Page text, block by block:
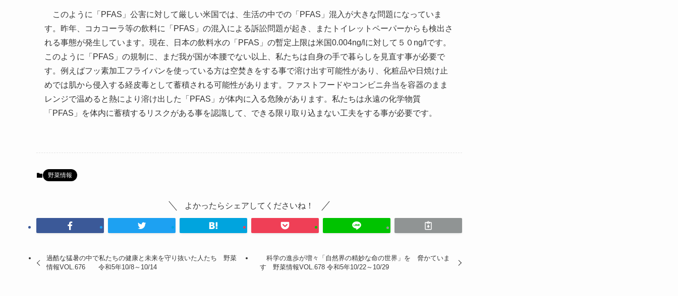
このように「PFAS」公害に対して厳しい米国では、生活の中での「PFAS」混入が大きな問題になっていま
す。昨年、コカコーラ等の飲料に「PFAS」の混入による訴訟問題が起き、またトイレットペーパーからも検出さ
れる事態が発生しています。現在、日本の飲料水の「PFAS」の暫定上限は米国0.004ng/lに対して５０ng/lです。
このように「PFAS」の規制に、まだ我が国が本腰でない以上、私たちは自身の手で暮らしを見直す事が必要で
す。例えばフッ素加工フライパンを使っている方は空焚きをする事で溶け出す可能性があり、化粧品や日焼け止
めでは肌から侵入する経皮毒として蓄積される可能性があります。ファストフードやコンビニ弁当を容器のまま
レンジで温めると熱により溶け出した「PFAS」が体内に入る危険があります。私たちは永遠の化学物質
「PFAS」を体内に蓄積するリスクがある事を認識して、できる限り取り込まない工夫をする事が必要です。
野菜情報
よかったらシェアしてくださいね！
過酷な猛暑の中で私たちの健康と未来を守り抜いた人たち 野菜
情報VOL.676 令和5年10/8～10/14
科学の進歩が増々「自然界の精妙な命の世界」を 脅かていま
す 野菜情報VOL.678 令和5年10/22～10/29